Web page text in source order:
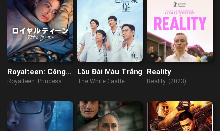
Royalteen: Công
chúa Margrethe
Royalteen: Princess
Lâu Đài Màu Trắng
The White Castle
Reality
Reality (2023)